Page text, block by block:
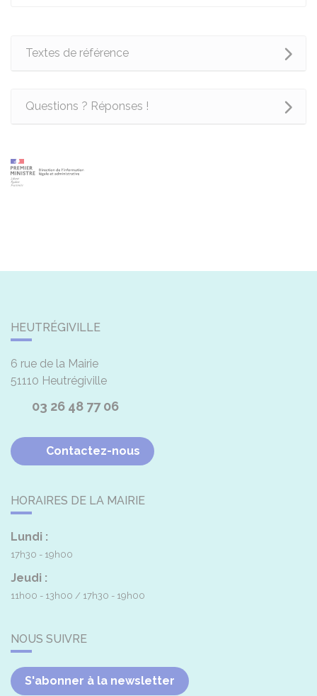
Textes de référence
Questions ? Réponses !
HEUTRÉGIVILLE
6 rue de la Mairie
51110 Heutrégiville
03 26 48 77 06
Contactez-nous
HORAIRES DE LA MAIRIE
Lundi :
17h30 - 19h00
Jeudi :
11h00 - 13h00 17h30 - 19h00
NOUS SUIVRE
S'abonner à la newsletter